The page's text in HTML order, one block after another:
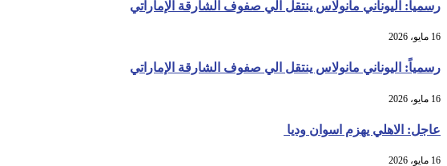
رسمياً: اليوناني مانولاس ينتقل الي صفوف الشارقة الإماراتي
16 مايو، 2026
رسمياً: اليوناني مانولاس ينتقل الي صفوف الشارقة الإماراتي
16 مايو، 2026
عاجل: الاهلي يهزم اسوان وديا
16 مايو، 2026